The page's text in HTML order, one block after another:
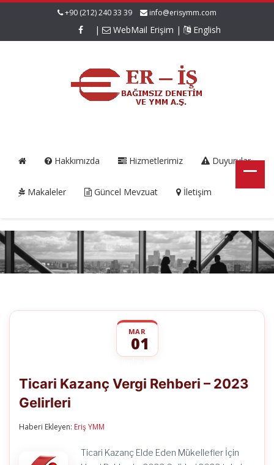
+90 (212) 240 33 39 info@erisymm.com
| WebMail Erişim | English
Hakkımızda Hizmetlerimiz Duyurular
Makaleler Güncel Mevzuat İletişim
MAR
01
Vergi
Rehberi
Ticari Kazanç Vergi Rehberi – 2023
Gelirleri
Haberi Ekleyen: Eriş YMM
Ticari Kazanç Elde Eden Mükellefler İçin